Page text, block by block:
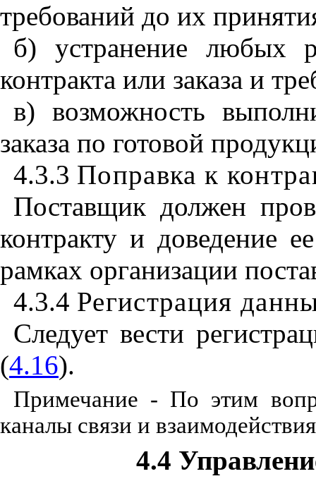
требований до их
б) устранение любых
контракта или заказа и
в) возможность
заказа по готовой
4.3.3 Поправка к
Поставщик должен
контракту и доведение
рамках организации
4.3.4 Регистрация
Следует вести
(4.16).
Примечание - По этим
каналы связи и
4.4